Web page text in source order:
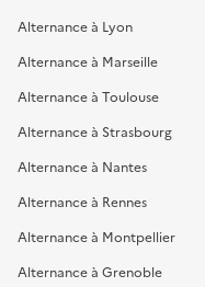
Alternance à Lyon
Alternance à Marseille
Alternance à Toulouse
Alternance à Strasbourg
Alternance à Nantes
Alternance à Rennes
Alternance à Montpellier
Alternance à Grenoble